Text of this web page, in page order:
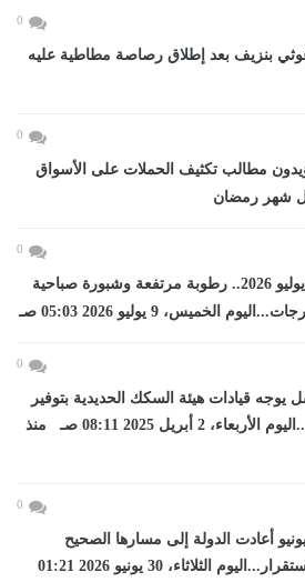
0
بنزيف بعد إطلاق رصاصة مطاطية عليه
0
يؤيدون مطالب تكثيف الحملات على الأسواق
شهر رمضان
0
طقس الخميس 9 يوليو 2026.. رطوبة مرتفعة وشبورة صباحية
الخميس، 9 يوليو 2026 05:03 صـ
0
يوجه قيادات هيئة السكك الحديدية بتوفير
أماكن في رحلات...اليوم الأربعاء، 2 أبريل 2025 08:11 صـ منذ
0
ثورة 30 يونيو أعادت الدولة إلى مسارها الصحيح
ورسخت دعائم الاستقرار...اليوم الثلاثاء، 30 يونيو 2026 01:21